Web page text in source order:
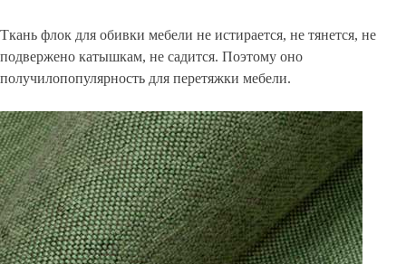
Ткань флок для обивки мебели не истирается, не тянется, не
подвержено катышкам, не садится. Поэтому оно
получилопопулярность для перетяжки мебели.